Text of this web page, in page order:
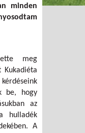
minden
meg
Kukadiéta
be, hogy
az
hulladék
A